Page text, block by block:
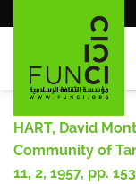
al
HART, David
Community of
11, 2, 1957, pp.